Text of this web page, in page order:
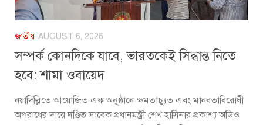
জাতীয় AUGUST 6, 2026
সম্পর্ক কোনদিকে যাবে, ভারতকেই সিদ্ধান্ত নিতে
হবে: শামা ওবায়েদ
নয়াদিল্লিতে আয়োজিত এক অনুষ্ঠানে ক্ষমতাচ্যুত এবং মানবতাবিরোধী
অপরাধের দায়ে দণ্ডিত সাবেক প্রধানমন্ত্রী শেখ হাসিনার প্রকাশ্য অডিও